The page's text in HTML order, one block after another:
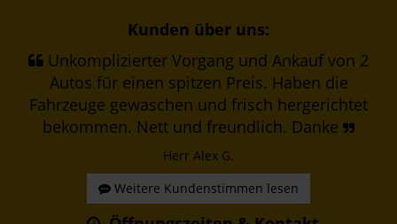
Kunden über uns:
Unkomplizierter Vorgang und Ankauf von 2
Autos für einen spitzen Preis. Haben die
Fahrzeuge gewaschen und frisch hergerichtet
bekommen. Nett und freundlich. Danke
Herr Alex G.
Weitere Kundenstimmen lesen